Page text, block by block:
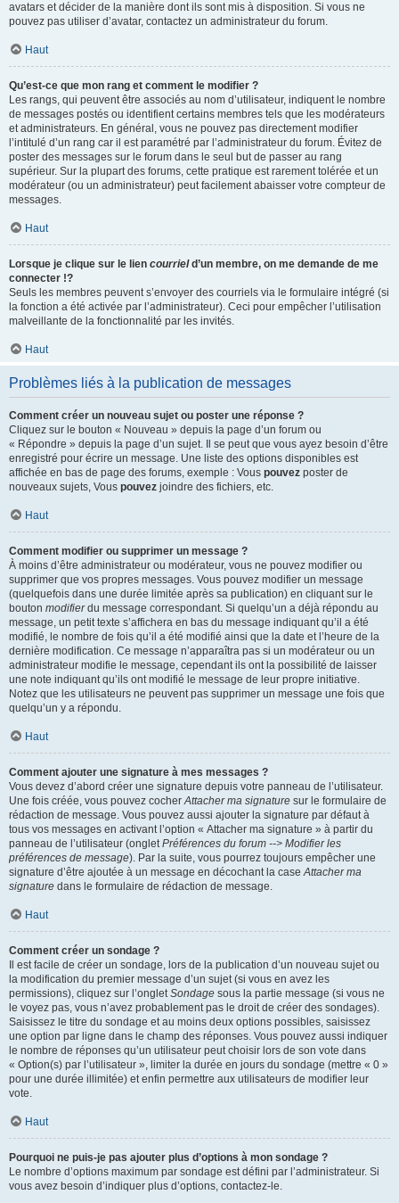
avatars et décider de la manière dont ils sont mis à disposition. Si vous ne
pouvez pas utiliser d’avatar, contactez un administrateur du forum.
Haut
Qu’est-ce que mon rang et comment le modifier ?
Les rangs, qui peuvent être associés au nom d’utilisateur, indiquent le nombre
de messages postés ou identifient certains membres tels que les modérateurs
et administrateurs. En général, vous ne pouvez pas directement modifier
l’intitulé d’un rang car il est paramétré par l’administrateur du forum. Évitez de
poster des messages sur le forum dans le seul but de passer au rang
supérieur. Sur la plupart des forums, cette pratique est rarement tolérée et un
modérateur (ou un administrateur) peut facilement abaisser votre compteur de
messages.
Haut
Lorsque je clique sur le lien courrield’un membre, on me demande de me
connecter !?
Seuls les membres peuvent s’envoyer des courriels via le formulaire intégré (si
la fonction a été activée par l’administrateur). Ceci pour empêcher l’utilisation
malveillante de la fonctionnalité par les invités.
Haut
Problèmes liés à la publication de messages
Comment créer un nouveau sujet ou poster une réponse ?
Cliquez sur le bouton « Nouveau » depuis la page d’un forum ou
« Répondre » depuis la page d’un sujet. Il se peut que vous ayez besoin d’être
enregistré pour écrire un message. Une liste des options disponibles est
affichée en bas de page des forums, exemple : Vous pouvez poster de
nouveaux sujets, Vous pouvez joindre des fichiers, etc.
Haut
Comment modifier ou supprimer un message ?
À moins d’être administrateur ou modérateur, vous ne pouvez modifier ou
supprimer que vos propres messages. Vous pouvez modifier un message
(quelquefois dans une durée limitée après sa publication) en cliquant sur le
bouton modifierdu message correspondant. Si quelqu’un a déjà répondu au
message, un petit texte s’affichera en bas du message indiquant qu’il a été
modifié, le nombre de fois qu’il a été modifié ainsi que la date et l’heure de la
dernière modification. Ce message n’apparaîtra pas si un modérateur ou un
administrateur modifie le message, cependant ils ont la possibilité de laisser
une note indiquant qu’ils ont modifié le message de leur propre initiative.
Notez que les utilisateurs ne peuvent pas supprimer un message une fois que
quelqu’un y a répondu.
Haut
Comment ajouter une signature à mes messages ?
Vous devez d’abord créer une signature depuis votre panneau de l’utilisateur.
Une fois créée, vous pouvez cocherAttacher ma signature sur le formulaire de
rédaction de message. Vous pouvez aussi ajouter la signature par défaut à
tous vos messages en activant l’option « Attacher ma signature » à partir du
panneau de l’utilisateur (ongletPréférences du forum --> Modifier les
préférences de message). Par la suite, vous pourrez toujours empêcher une
signature d’être ajoutée à un message en décochant la caseAttacher ma
signature dans le formulaire de rédaction de message.
Haut
Comment créer un sondage ?
Il est facile de créer un sondage, lors de la publication d’un nouveau sujet ou
la modification du premier message d’un sujet (si vous en avez les
permissions), cliquez sur l’ongletSondage sous la partie message (si vous ne
le voyez pas, vous n’avez probablement pas le droit de créer des sondages).
Saisissez le titre du sondage et au moins deux options possibles, saisissez
une option par ligne dans le champ des réponses. Vous pouvez aussi indiquer
le nombre de réponses qu’un utilisateur peut choisir lors de son vote dans
« Option(s) par l’utilisateur », limiter la durée en jours du sondage (mettre « 0 »
pour une durée illimitée) et enfin permettre aux utilisateurs de modifier leur
vote.
Haut
Pourquoi ne puis-je pas ajouter plus d’options à mon sondage ?
Le nombre d’options maximum par sondage est défini par l’administrateur. Si
vous avez besoin d’indiquer plus d’options, contactez-le.